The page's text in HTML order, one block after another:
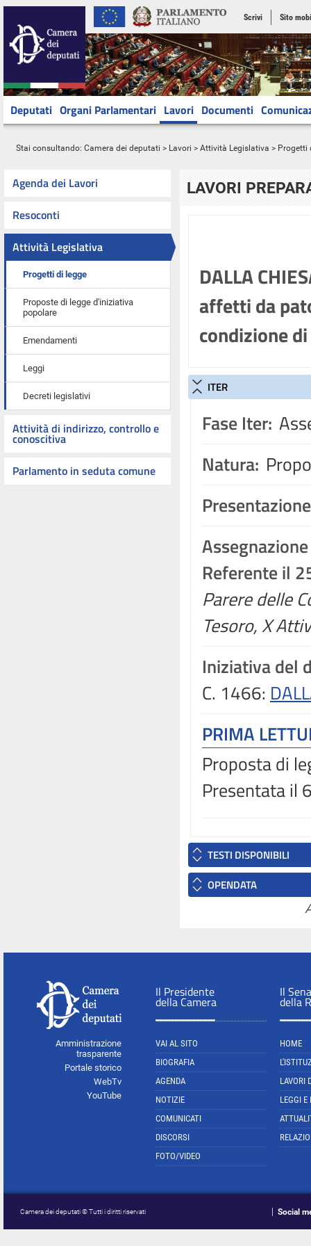
Scrivi Sito
Deputati Organi Parlamentari Lavori Documenti
Stai consultando: Camera dei deputati > Lavori > Attività Legislativa > Progetti
Agenda dei Lavori
Resoconti
Attività Legislativa
Progetti di legge
Proposte di legge d'iniziativa
popolare
Emendamenti
Leggi
Decreti legislativi
Attività di indirizzo, controllo e
conoscitiva
Parlamento in seduta comune
LAVORI
DALLA
affetti da
condizione
ITER
Fase Iter:
Natura:
Assegnazione
Referente il
Parere delle
Tesoro, X
Iniziativa del
C. 1466:
PRIMA
Proposta di
Presentata il
TESTI DISPONIBILI
OPENDATA
Amministrazione
trasparente
Portale storico
WebTv
YouTube
Il Presidente
della Camera
VAI AL SITO
BIOGRAFIA
AGENDA
NOTIZIE
COMUNICATI
DISCORSI
FOTO/VIDEO
Il
della
HOME
LAVORI
LEGGI E
Camera dei deputati © Tutti i diritti riservati Social